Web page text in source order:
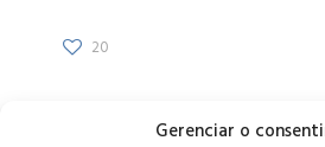
Gerenciar o
20